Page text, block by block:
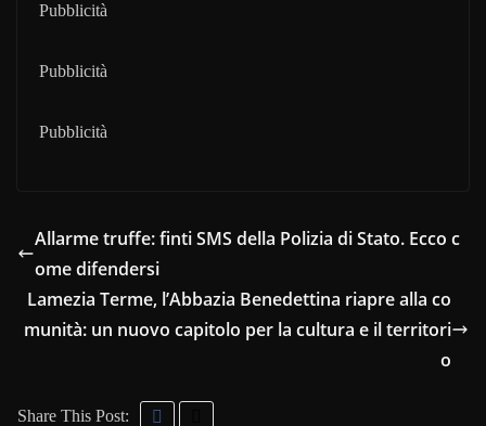
Pubblicità
Pubblicità
Pubblicità
Allarme truffe: finti SMS della Polizia di Stato. Ecco c
ome difendersi
Lamezia Terme, l’Abbazia Benedettina riapre alla co
munità: un nuovo capitolo per la cultura e il territori
o
Share This Post: